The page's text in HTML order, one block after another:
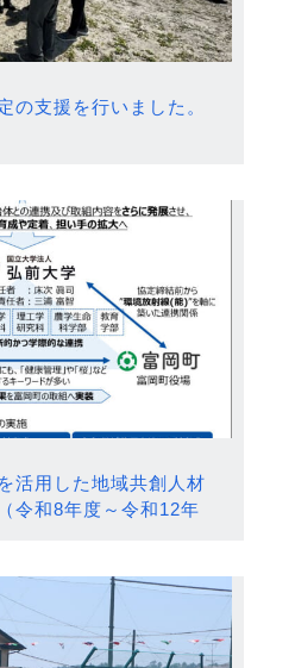
の支援を行いました。
活用した地域共創人材
令和8年度～令和12年